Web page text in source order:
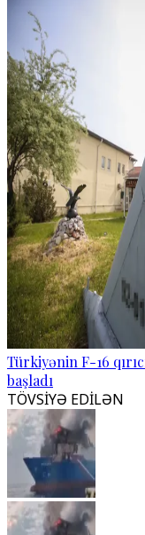
Türkiyənin F-16
başladı
TÖVSİYƏ EDİLƏN